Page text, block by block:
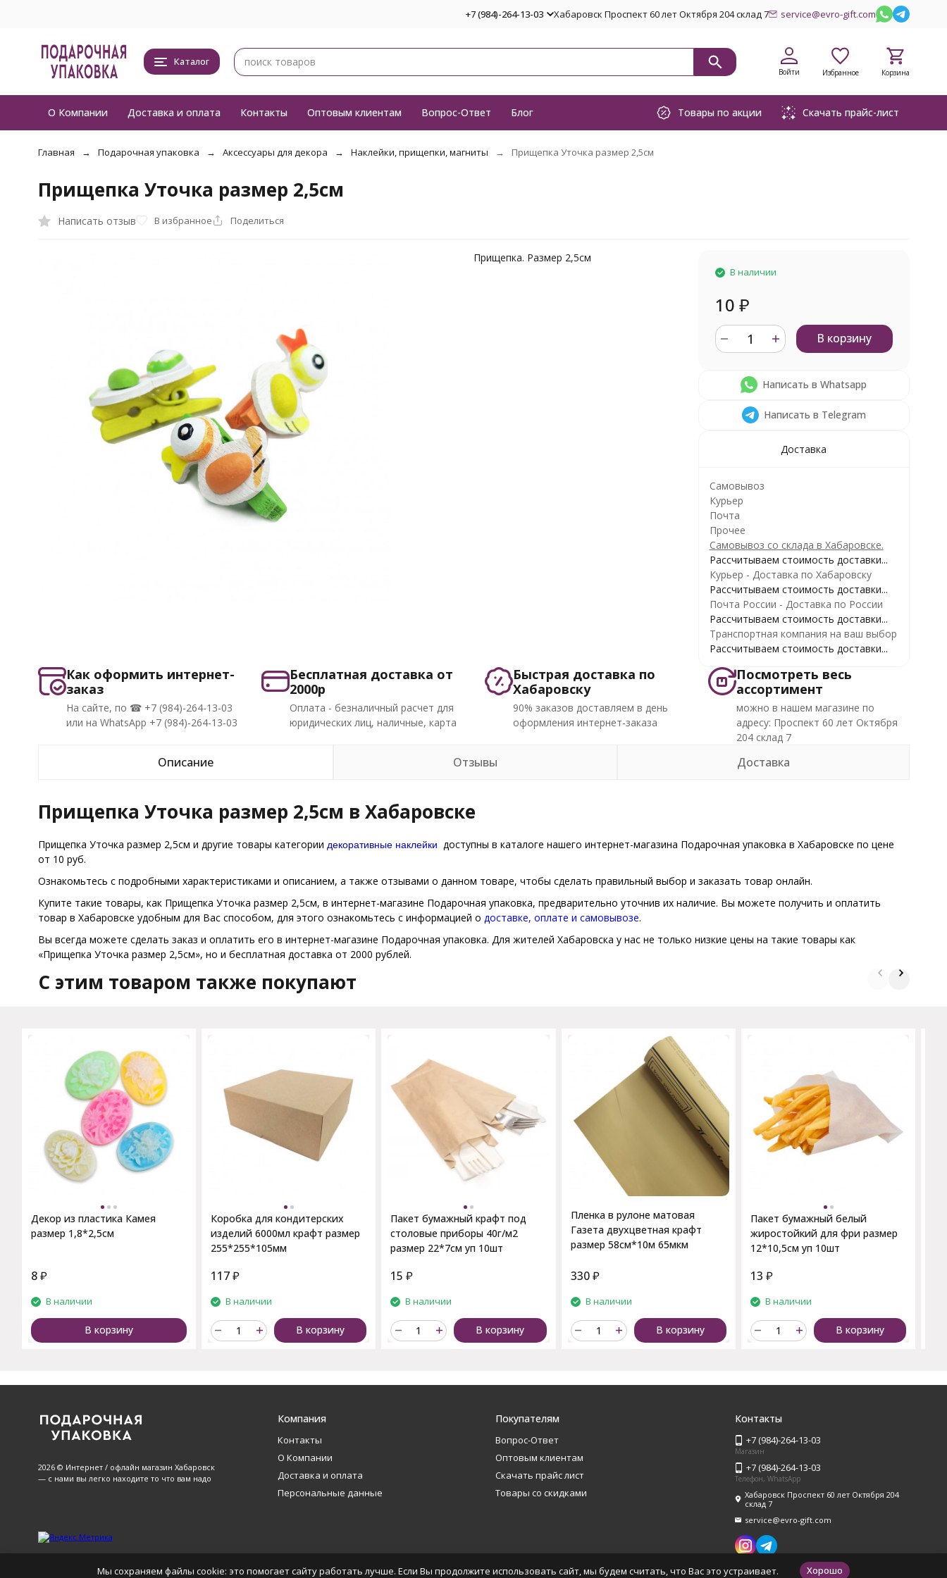
+7 (984)-264-13-03 Хабаровск Проспект 60 лет Октября 204 склад 7 service@evro-gift.com
Каталог
Войти Избранное Корзина
О Компании Доставка и оплата Контакты Оптовым клиентам Вопрос-Ответ Блог Товары по акции Скачать прайс-лист
Главная Подарочная упаковка Аксессуары для декора Наклейки, прищепки, магниты Прищепка Уточка размер 2,5см
Прищепка Уточка размер 2,5см
Написать отзыв В избранное Поделиться
Прищепка. Размер 2,5см
В наличии
10 ₽
В корзину
Написать в Whatsapp
Написать в Telegram
Доставка
Самовывоз
Курьер
Почта
Прочее
Самовывоз со склада в Хабаровске.
Рассчитываем стоимость доставки...
Курьер - Доставка по Хабаровску
Рассчитываем стоимость доставки...
Почта России - Доставка по России
Рассчитываем стоимость доставки...
Транспортная компания на ваш выбор
Рассчитываем стоимость доставки...
Как оформить интернет-
заказ
На сайте, по ☎ +7 (984)-264-13-03
или на WhatsApp +7 (984)-264-13-03
Бесплатная доставка от
2000р
Оплата - безналичный расчет для
юридических лиц, наличные, карта
Быстрая доставка по
Хабаровску
90% заказов доставляем в день
оформления интернет-заказа
Посмотреть весь
ассортимент
можно в нашем магазине по
адресу: Проспект 60 лет Октября
204 склад 7
Описание Отзывы Доставка
Прищепка Уточка размер 2,5см в Хабаровске
Прищепка Уточка размер 2,5см и другие товары категории декоративные наклейки доступны в каталоге нашего интернет-магазина Подарочная упаковка в Хабаровске по цене
от 10 руб.
Ознакомьтесь с подробными характеристиками и описанием, а также отзывами о данном товаре, чтобы сделать правильный выбор и заказать товар онлайн.
Купите такие товары, как Прищепка Уточка размер 2,5см, в интернет-магазине Подарочная упаковка, предварительно уточнив их наличие. Вы можете получить и оплатить
товар в Хабаровске удобным для Вас способом, для этого ознакомьтесь с информацией о доставке, оплате и самовывозе.
Вы всегда можете сделать заказ и оплатить его в интернет-магазине Подарочная упаковка. Для жителей Хабаровска у нас не только низкие цены на такие товары как
«Прищепка Уточка размер 2,5см», но и бесплатная доставка от 2000 рублей.
C этим товаром также покупают
Декор из пластика Камея
размер 1,8*2,5см
8 ₽
В наличии
В корзину
Коробка для кондитерских
изделий 6000мл крафт размер
255*255*105мм
117₽
В наличии
В корзину
Пакет бумажный крафт под
столовые приборы 40г/м2
размер 22*7см уп 10шт
15 ₽
В наличии
В корзину
Пленка в рулоне матовая
Газета двухцветная крафт
размер 58см*10м 65мкм
330₽
В наличии
В корзину
Пакет бумажный белый
жиростойкий для фри размер
12*10,5см уп 10шт
13 ₽
В наличии
В корзину
2026 © Интернет / офлайн магазин Хабаровск
— с нами вы легко находите то что вам надо
Компания
Контакты
О Компании
Доставка и оплата
Персональные данные
Покупателям
Вопрос-Ответ
Оптовым клиентам
Скачать прайс лист
Товары со скидками
Контакты
+7 (984)-264-13-03
Магазин
+7 (984)-264-13-03
Телефон, WhatsApp
Хабаровск Проспект 60 лет Октября 204
склад 7
service@evro-gift.com
Мы сохраняем файлы cookie: это помогает сайту работать лучше. Если Вы продолжите использовать сайт, мы будем считать, что Вас это устраивает. Хорошо